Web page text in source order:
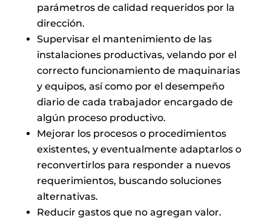
parámetros de calidad requeridos por la
dirección.
Supervisar el mantenimiento de las
instalaciones productivas, velando por el
correcto funcionamiento de maquinarias
y equipos, así como por el desempeño
diario de cada trabajador encargado de
algún proceso productivo.
Mejorar los procesos o procedimientos
existentes, y eventualmente adaptarlos o
reconvertirlos para responder a nuevos
requerimientos, buscando soluciones
alternativas.
Reducir gastos que no agregan valor.